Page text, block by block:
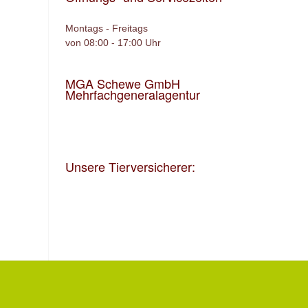
Montags - Freitags
von 08:00 - 17:00 Uhr
MGA Schewe GmbH
Mehrfachgeneralagentur
Unsere Tierversicherer: